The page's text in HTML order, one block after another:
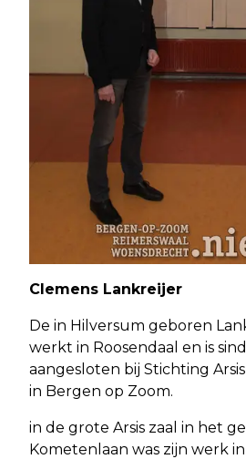
Clemens Lankreijer
De in Hilversum geboren
werkt in Roosendaal en is
aangesloten bij Stichting
in Bergen op Zoom.
in de grote Arsis zaal in het
Kometenlaan was zijn werk